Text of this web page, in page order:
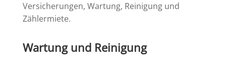
Versicherungen, Wartung, Reinigung und
Zählermiete.
Wartung und Reinigung